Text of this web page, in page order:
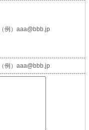
（例）aaa@bbb.jp
（例）aaa@bbb.jp